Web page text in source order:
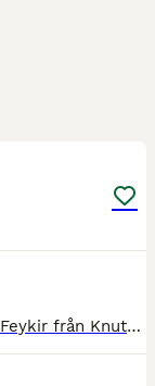
Ilma från Färjan Sto 2014 femgångare ca140cm E. Feykir från Knutshyttan U. Jódís fra Ytri-Hofdölum Ej till barn eller nybörjare. Behöver aktiveras! Finns i Örebro En tuff tjej som behöver en trygg o